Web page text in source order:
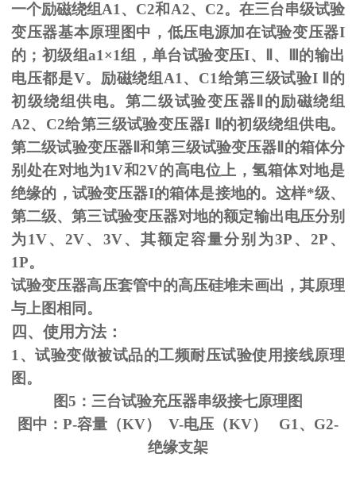
一个励磁绕组 A1 、 C2和 A2、 C2。在三台串级试验
变压器基本原理图中，低压电源加在试验变压器I
的；初级组a1×1组，单台试验变压I、 、
的输出
电压都是V。励磁绕组 A1 、 C1给第三级试验I
Ⅱ的
初级绕组供电。第二级试验变压器Ⅱ的励磁绕组
A2、C2给第三级试验变压器I Ⅱ的初级绕组供电。
第二级试验变压器Ⅱ和第三级试验变压器Ⅱ的箱体分
别处在对地为1V和2V的高电位上，氢箱体对地是
绝缘的，试验变压器I的箱体是接地的。这样*级、
第二级、第三试验变压器对地的额定输出电压分别
为1V、2V、3V、其额定容量分别为3P、2P、
1P。
试验变压器高压套管中的高压硅堆未画出，其原理
与上图相同。
四、使用方法：
1、试验变做被试品的工频耐压试验使用接线原理
图。
图5：三台试验充压器串级接七原理图
图中：P-容量（KV） V-电压（KV） G1、G2-
绝缘支架